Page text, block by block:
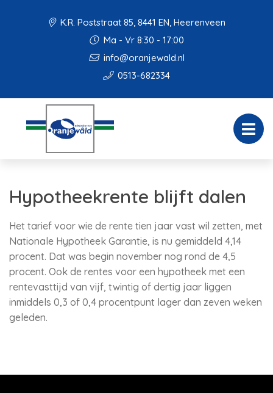
K.R. Poststraat 85, 8441 EN, Heerenveen
Ma - Vr 8:30 - 17:00
info@oranjewald.nl
0513-682334
Hypotheekrente blijft dalen
Het tarief voor wie de rente tien jaar vast wil zetten, met
Nationale Hypotheek Garantie, is nu gemiddeld 4,14
procent. Dat was begin november nog rond de 4,5
procent. Ook de rentes voor een hypotheek met een
rentevasttijd van vijf, twintig of dertig jaar liggen
inmiddels 0,3 of 0,4 procentpunt lager dan zeven weken
geleden.